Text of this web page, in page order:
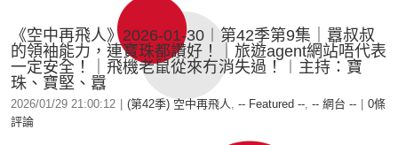
《空中再飛人》2026-01-30︱第42季第9集｜囂叔叔
的領袖能力，連寶珠都讚好！｜旅遊agent網站唔代表
一定安全！｜飛機老鼠從來冇消失過！︱主持：寶
珠、寶堅、囂
2026/01/29 21:00:12 (第42季) 空中再飛人, -- Featured --, -- 網台 --
0條
評論